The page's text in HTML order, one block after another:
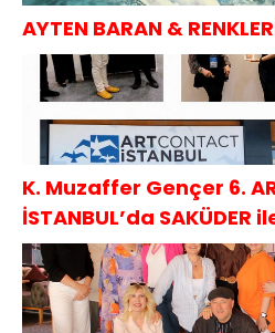
AYTEN BARAN &
K. Muzaffer Gençer 6.
İSTANBUL’da SAKÜDER